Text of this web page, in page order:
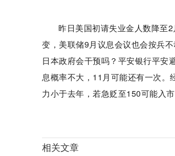
昨日美国初请失业金人数降至
变，美联储9月议息会议也会按兵
日本政府会干预吗？平安银行平安
息概率不大，11月可能还有一次。
力小于去年，若急贬至150可能入市
相关文章